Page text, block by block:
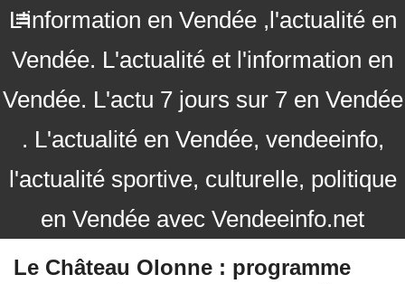
L'information en Vendée ,l'actualité en
Vendée. L'actualité et l'information en
Vendée. L'actu 7 jours sur 7 en Vendée
. L'actualité en Vendée, vendeeinfo,
l'actualité sportive, culturelle, politique
en Vendée avec Vendeeinfo.net
Le Château Olonne : programme